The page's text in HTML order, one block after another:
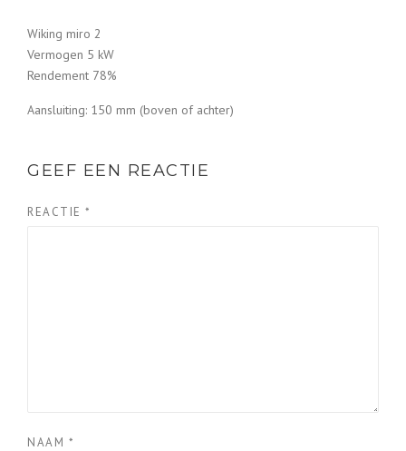
Wiking miro 2
Vermogen 5 kW
Rendement 78%
Aansluiting: 150 mm (boven of achter)
GEEF EEN REACTIE
REACTIE *
NAAM *